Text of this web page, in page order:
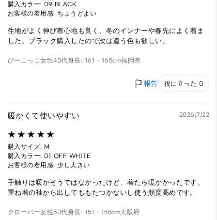
購入カラー: 09 BLACK
お客様の着用感: ちょうどよい
生地がよく伸び着心地も良く、冬のインナーや春先によく着ま
した。ブラック購入したので次は違う色も欲しい。
ひーこっこ女性40代身長: 161 - 165cm福岡県
報告 役に立った 0
暖かくて使いやすい 2026/7/22
購入サイズ: M
購入カラー: 01 OFF WHITE
お客様の着用感: 少し大きい
手触りは暖かそうではなかったけど、着たら暖かかったです。
重ね着の袖から出してももたつかないし使う頻度高めです。
クローバー女性50代身長: 151 - 155cm大阪府